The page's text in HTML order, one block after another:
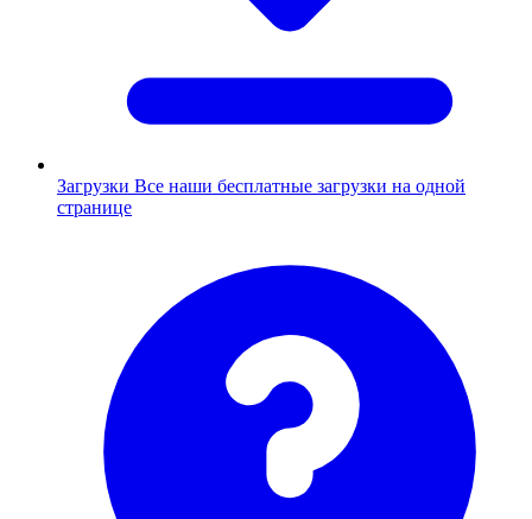
Загрузки Все наши бесплатные загрузки на одной
странице